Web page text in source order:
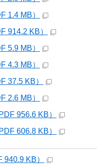
1.4 MB）
914.2 KB）
5.9 MB）
4.3 MB）
37.5 KB）
2.6 MB）
956.6 KB）
606.8 KB）
KB）